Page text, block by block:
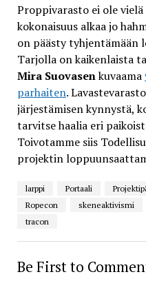
Proppivarasto ei ole
kokonaisuus alkaa jo
on päästy tyhjentämään
Tarjolla on kaikenlaista
Mira Suovasenkuvaama
parhaiten.
järjestämisen kynnystä,
tarvitse haalia eri
Toivotamme siis
projektin
larppi Portaali
Ropecon
skeneaktivismi
tracon
Be First to